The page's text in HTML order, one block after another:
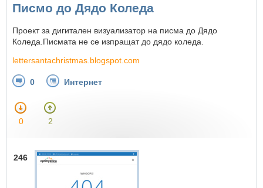
Писмо до Дядо Коледа
Проект за дигитален визуализатор на писма до Дядо
Коледа.Писмата не се изпращат до дядо коледа.
lettersantachristmas.blogspot.com
0 Интернет
0 2
246